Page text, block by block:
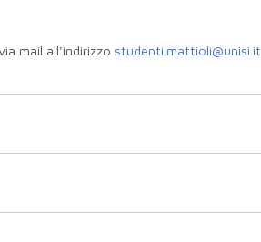
mail all’indirizzo studenti.mattioli@unisi.it